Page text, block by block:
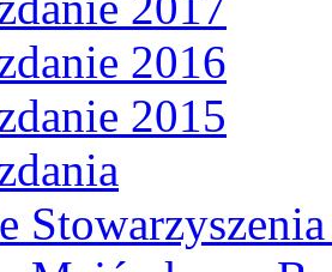
2016
2015